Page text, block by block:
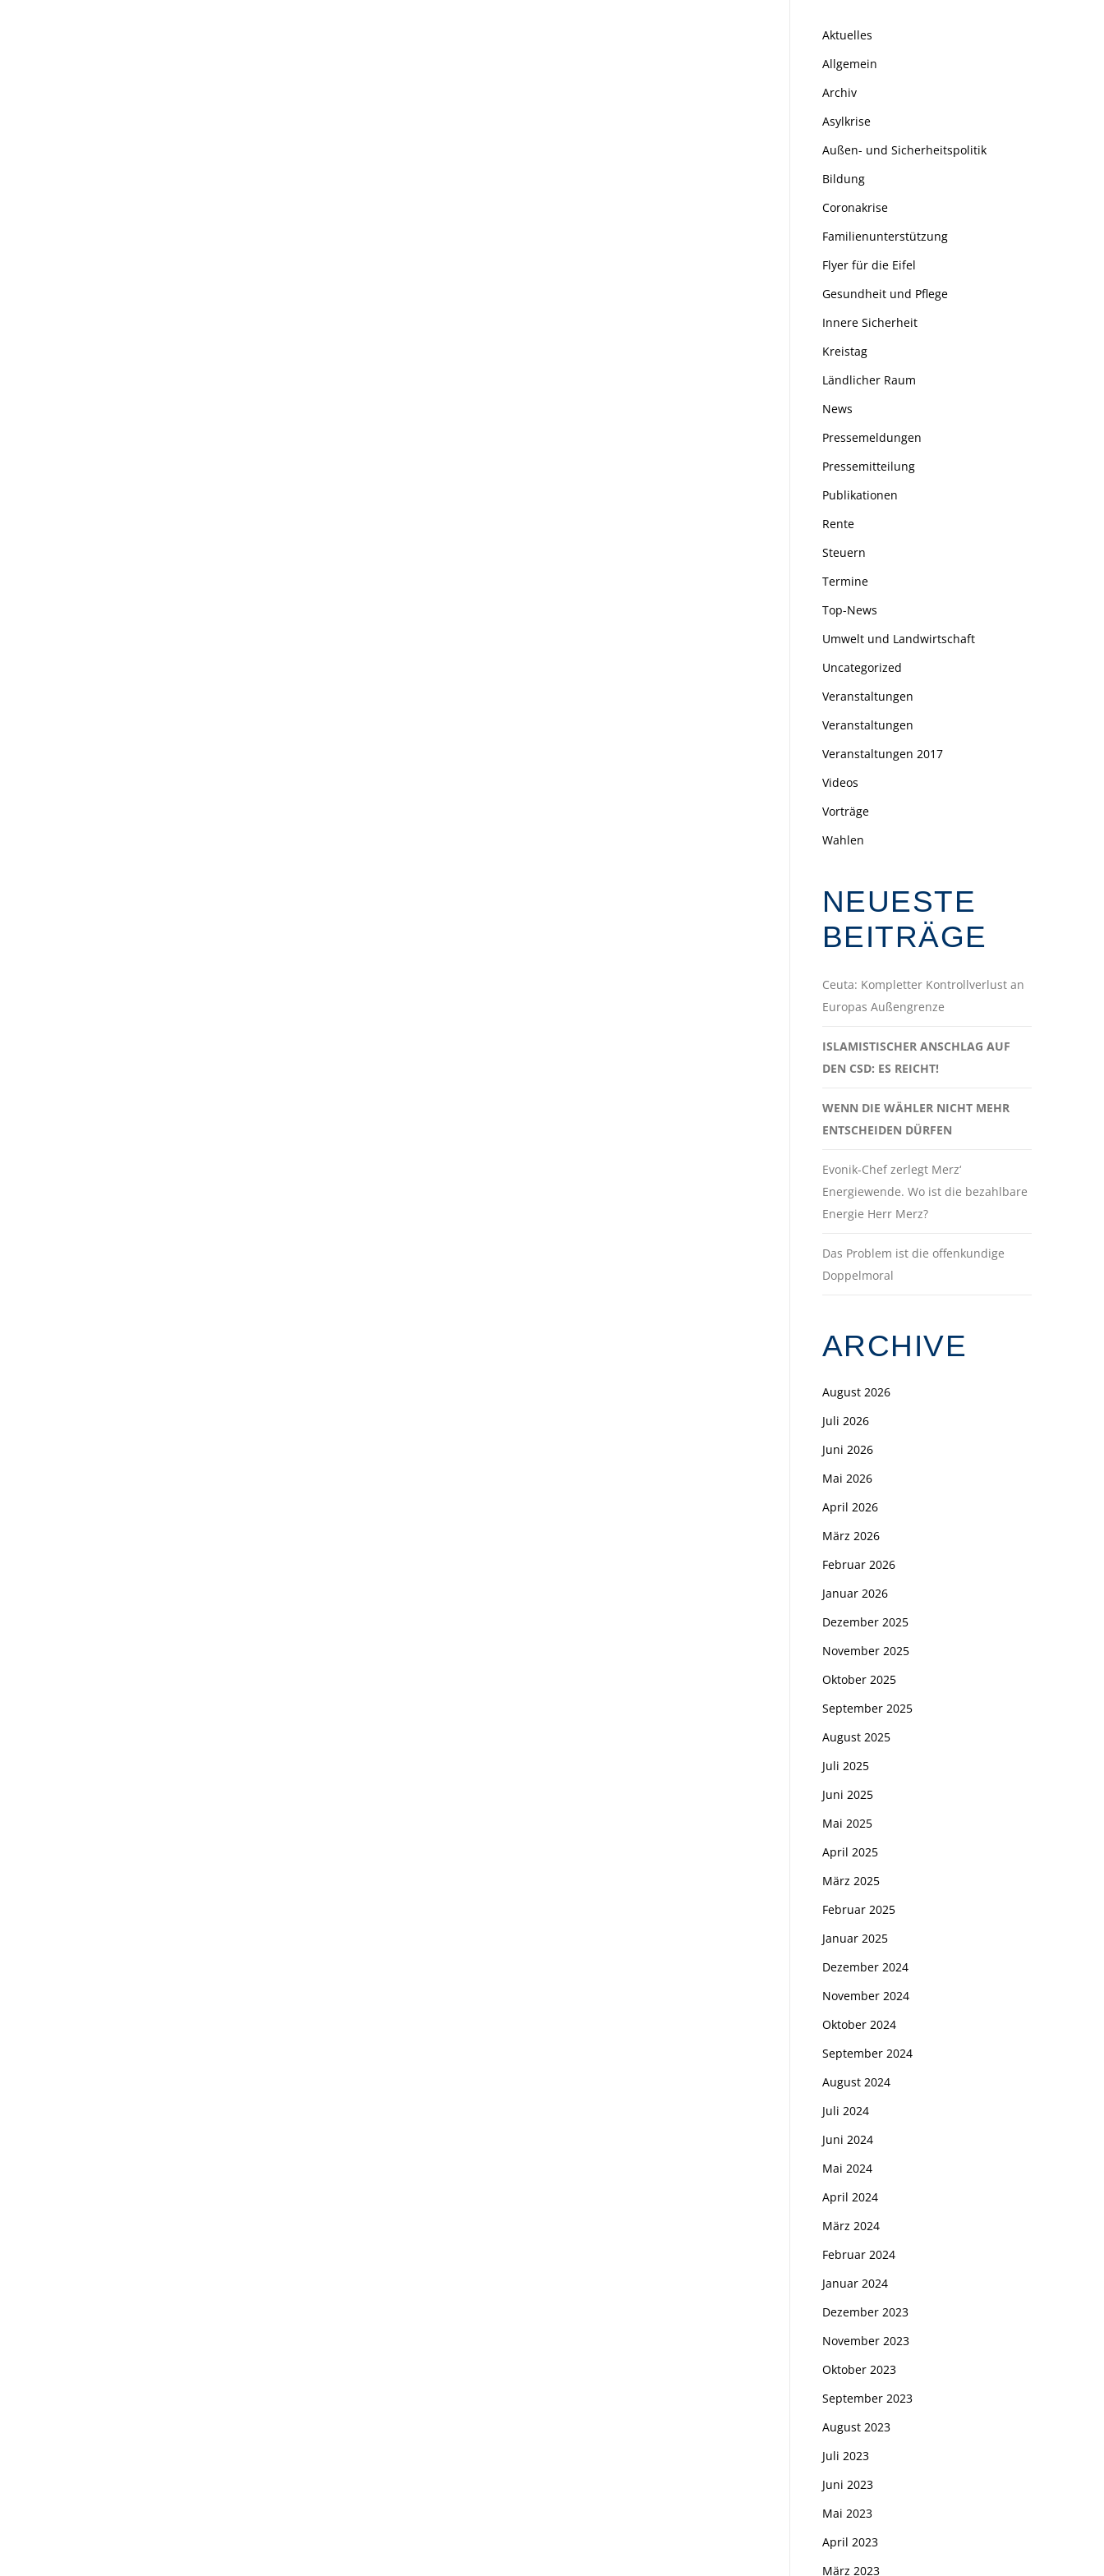
Aktuelles
Allgemein
Archiv
Asylkrise
Außen- und Sicherheitspolitik
Bildung
Coronakrise
Familienunterstützung
Flyer für die Eifel
Gesundheit und Pflege
Innere Sicherheit
Kreistag
Ländlicher Raum
News
Pressemeldungen
Pressemitteilung
Publikationen
Rente
Steuern
Termine
Top-News
Umwelt und Landwirtschaft
Uncategorized
Veranstaltungen
Veranstaltungen
Veranstaltungen 2017
Videos
Vorträge
Wahlen
NEUESTE
BEITRÄGE
Ceuta: Kompletter Kontrollverlust an
Europas Außengrenze
ISLAMISTISCHER ANSCHLAG AUF
DEN CSD: ES REICHT!
WENN DIE WÄHLER NICHT MEHR
ENTSCHEIDEN DÜRFEN
Evonik-Chef zerlegt Merz‘
Energiewende. Wo ist die bezahlbare
Energie Herr Merz?
Das Problem ist die offenkundige
Doppelmoral
ARCHIVE
August 2026
Juli 2026
Juni 2026
Mai 2026
April 2026
März 2026
Februar 2026
Januar 2026
Dezember 2025
November 2025
Oktober 2025
September 2025
August 2025
Juli 2025
Juni 2025
Mai 2025
April 2025
März 2025
Februar 2025
Januar 2025
Dezember 2024
November 2024
Oktober 2024
September 2024
August 2024
Juli 2024
Juni 2024
Mai 2024
April 2024
März 2024
Februar 2024
Januar 2024
Dezember 2023
November 2023
Oktober 2023
September 2023
August 2023
Juli 2023
Juni 2023
Mai 2023
April 2023
März 2023